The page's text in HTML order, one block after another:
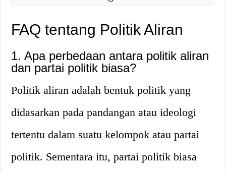
FAQ tentang Politik Aliran
1. Apa perbedaan antara politik aliran
dan partai politik biasa?
Politik aliran adalah bentuk politik yang
didasarkan pada pandangan atau ideologi
tertentu dalam suatu kelompok atau partai
politik. Sementara itu, partai politik biasa